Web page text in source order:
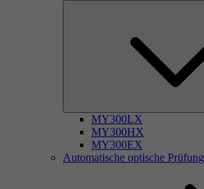
MY300LX
MY300HX
MY300EX
Automatische optische Prüfung